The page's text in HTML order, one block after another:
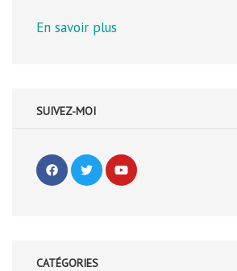
En savoir plus
SUIVEZ-MOI
CATÉGORIES